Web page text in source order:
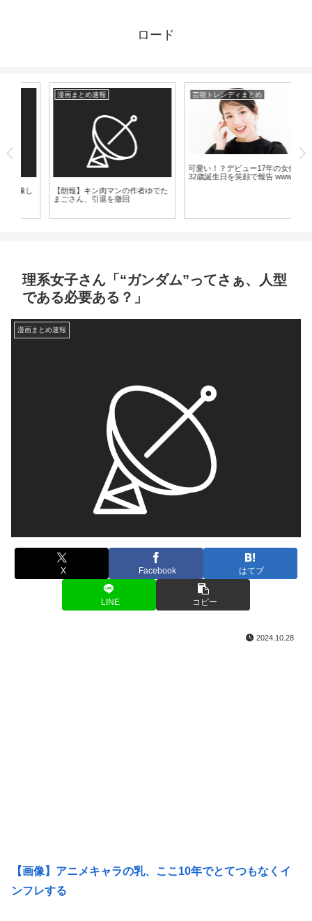
ロード
漫画まとめ速報
【朗報】キン肉マンの作者ゆでた
まごさん、引退を撤回
芸能トレンディまとめ
可愛い！？デビュー17年の女優が
32歳誕生日を笑顔で報告 www
理系女子さん「“ガンダム”ってさぁ、人型
である必要ある？」
漫画まとめ速報
X Facebook はてブ
LINE コピー
2024.10.28
【画像】アニメキャラの乳、ここ10年でとてつもなくイ
ンフレする